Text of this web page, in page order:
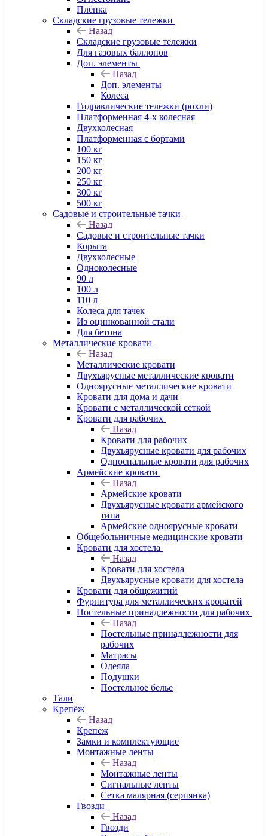
Плёнка
Складские грузовые тележки
Назад
Складские грузовые тележки
Для газовых баллонов
Доп. элементы
Назад
Доп. элементы
Колеса
Гидравлические тележки (рохли)
Платформенная 4-х колесная
Двухколесная
Платформенная с бортами
100 кг
150 кг
200 кг
250 кг
300 кг
500 кг
Садовые и строительные тачки
Назад
Садовые и строительные тачки
Корыта
Двухколесные
Одноколесные
90 л
100 л
110 л
Колеса для тачек
Из оцинкованной стали
Для бетона
Металлические кровати
Назад
Металлические кровати
Двухъярусные металлические кровати
Одноярусные металлические кровати
Кровати для дома и дачи
Кровати с металлической сеткой
Кровати для рабочих
Назад
Кровати для рабочих
Двухъярусные кровати для рабочих
Односпальные кровати для рабочих
Армейские кровати
Назад
Армейские кровати
Двухъярусные кровати армейского
типа
Армейские одноярусные кровати
Общебольничные медицинские кровати
Кровати для хостела
Назад
Кровати для хостела
Двухъярусные кровати для хостела
Кровати для общежитий
Фурнитура для металлических кроватей
Постельные принадлежности для рабочих
Назад
Постельные принадлежности для
рабочих
Матрасы
Одеяла
Подушки
Постельное белье
Тали
Крепёж
Назад
Крепёж
Замки и комплектующие
Монтажные ленты
Назад
Монтажные ленты
Сигнальные ленты
Сетка малярная (серпянка)
Гвозди
Назад
Гвозди